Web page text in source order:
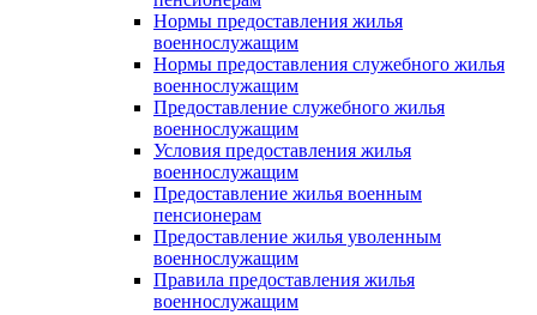
Нормы предоставления жилья
военнослужащим
Нормы предоставления служебного жилья
военнослужащим
Предоставление служебного жилья
военнослужащим
Условия предоставления жилья
военнослужащим
Предоставление жилья военным
пенсионерам
Предоставление жилья уволенным
военнослужащим
Правила предоставления жилья
военнослужащим